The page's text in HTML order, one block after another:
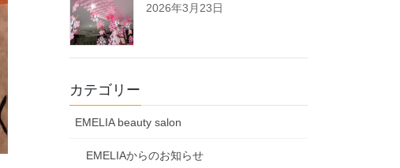
2026年3月23日
カテゴリー
EMELIA beauty salon
EMELIAからのお知らせ